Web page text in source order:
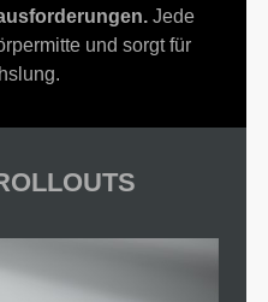
Jede
und sorgt für